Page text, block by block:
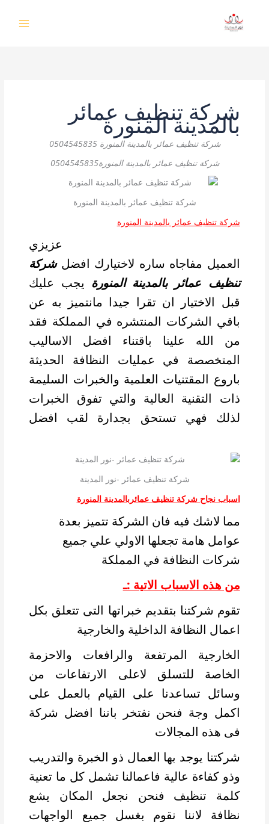
المحتوى
شركة تنظيف عمائر
بالمدينة المنورة
شركة تنظيف عمائر بالمدينة المنورة 0504545835
شركة تنظيف عمائر بالمدينة المنورة0504545835
شركة تنظيف عمائر بالمدينة المنورة
شركة تنظيف عمائر بالمدينة المنورة
عزيزي
العميل مفاجاه ساره لاختيارك افضل شركة
تنظيف عمائر بالمدينة المنورة يجب عليك
قبل الاختيار ان تقرا جيدا مانتميز به عن
باقي الشركات المنتشره في المملكة فقد
من الله علينا باقتناء افضل الاساليب
المتخصصة في عمليات النظافة الحديثة
باروع المقتنيات العلمية والخبرات السليمة
ذات التقنية العالية والتي تفوق الخبرات
لذلك فهي تستحق بجدارة لقب افضل
شركة تنظيف عمائر -نور المدينة
اسباب نجاح شركة تنظيف عمائربالمدينة المنورة
مما لاشك فيه فان الشركة تتميز بعدة
عوامل هامة تجعلها الاولي علي جميع
شركات النظافة في المملكة
من هذه الاسباب الاتية :ـ
تقوم شركتنا بتقديم خبراتها التى تتعلق بكل
اعمال النظافة الداخلية والخارجية
الخارجية المرتفعة والرافعات والاحزمة
الخاصة للتسلق لاعلى الارتفاعات من
وسائل تساعدنا على القيام بالعمل على
اكمل وجة فنحن نفتخر باننا افضل شركة
فى هذه المجالات
شركتنا يوجد بها العمال ذو الخبرة والتدريب
وذو كفاءة عالية فاعمالنا تشمل كل ما تعنية
كلمة تنظيف فنحن نجعل المكان يشع
نظافة لاننا نقوم بغسل جميع الواجهات